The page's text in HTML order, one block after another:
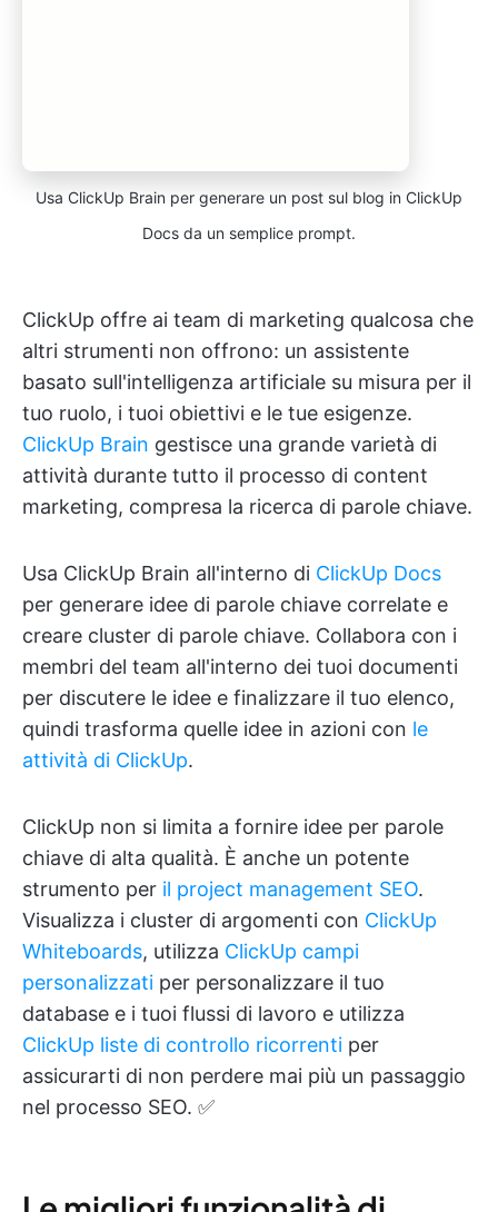
Usa ClickUp Brain per generare un post sul blog in ClickUp
Docs da un semplice prompt.
ClickUp offre ai team di marketing qualcosa che
altri strumenti non offrono: un assistente
basato sull'intelligenza artificiale su misura per il
tuo ruolo, i tuoi obiettivi e le tue esigenze.
ClickUp Brain gestisce una grande varietà di
attività durante tutto il processo di content
marketing, compresa la ricerca di parole chiave.
Usa ClickUp Brain all'interno di ClickUp Docs
per generare idee di parole chiave correlate e
creare cluster di parole chiave. Collabora con i
membri del team all'interno dei tuoi documenti
per discutere le idee e finalizzare il tuo elenco,
quindi trasforma quelle idee in azioni con le
attività di ClickUp.
ClickUp non si limita a fornire idee per parole
chiave di alta qualità. È anche un potente
strumento per il project management SEO.
Visualizza i cluster di argomenti con ClickUp
Whiteboards, utilizza ClickUp campi
personalizzati per personalizzare il tuo
database e i tuoi flussi di lavoro e utilizza
ClickUp liste di controllo ricorrenti per
assicurarti di non perdere mai più un passaggio
nel processo SEO. ✅